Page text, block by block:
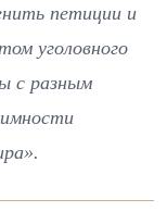
петиции и
уголовного
с разным